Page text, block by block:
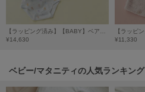
LAATO
le
¥14,630
¥11,330
ベビー/マタニティの人気ランキング